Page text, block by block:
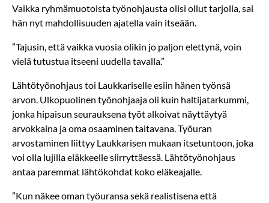
Vaikka ryhmämuotoista työnohjausta olisi ollut tarjolla, sai
hän nyt mahdollisuuden ajatella vain itseään.
”Tajusin, että vaikka vuosia olikin jo paljon elettynä, voin
vielä tutustua itseeni uudella tavalla.”
Lähtötyönohjaus toi Laukkariselle esiin hänen työnsä
arvon. Ulkopuolinen työnohjaaja oli kuin haltijatarkummi,
jonka hipaisun seurauksena työt alkoivat näyttäytyä
arvokkaina ja oma osaaminen taitavana. Työuran
arvostaminen liittyy Laukkarisen mukaan itsetuntoon, joka
voi olla lujilla eläkkeelle siirryttäessä. Lähtötyönohjaus
antaa paremmat lähtökohdat koko eläkeajalle.
”Kun näkee oman työuransa sekä realistisena että